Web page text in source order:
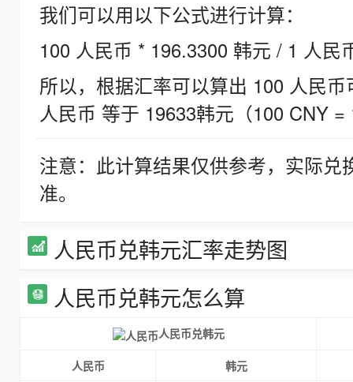
我们可以用以下公式进行计算：
100 人民币 * 196.3300 韩元 / 1 人民
所以，根据汇率可以算出 100 人民
人民币 等于 19633韩元（100 CNY =
注意：此计算结果仅供参考，实际
准。
人民币兑韩元汇率走势图
人民币兑韩元怎么算
人民币兑韩元
人民币
韩元